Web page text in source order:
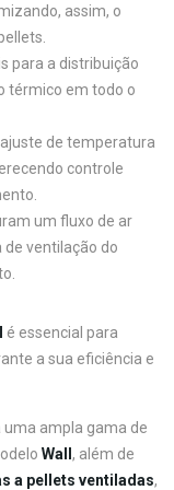
assim, o
para a distribuição
térmico em todo o
de temperatura
controle
um fluxo de ar
ventilação do
é essencial para
a sua eficiência e
uma ampla gama de
Wall, além de
a pellets ventiladas,